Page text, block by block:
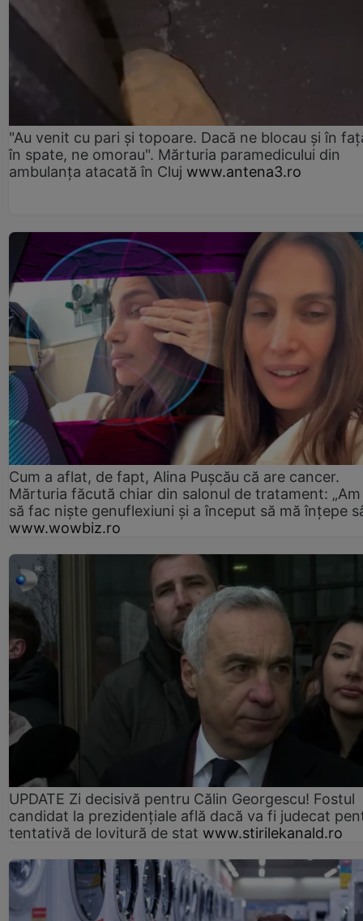
"Au venit cu pari și topoare. Dacă ne blocau şi în
în spate, ne omorau". Mărturia paramedicului din
ambulanţa atacată în Cluj www.antena3.ro
Cum a aflat, de fapt, Alina Pușcău că are cancer.
Mărturia făcută chiar din salonul de tratament:
să fac niște genuflexiuni și a început să mă înțepe
www.wowbiz.ro
UPDATE Zi decisivă pentru Călin Georgescu! Fostul
candidat la prezidențiale află dacă va fi judecat
tentativă de lovitură de stat www.stirilekanald.ro